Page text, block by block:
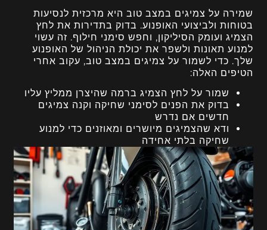
שמירה על צמיגים במצב טוב היא מרכזית לנסיעות
בטוחות ולביצועי האופנוע. בדוק בתדירות את לחץ
הצמיג ועומק הסיליקון, וחפש סימני חילוף. זה עשוי
למנוע תאונות ולשפר את יכולת הניהול של האופנוע
שלך. כדי לשמור על צמיגים במצב טוב, עקוב אחרי
הטיפים האלה:
שמור על לחץ הצמיג ברמה שהיצרן ממליץ עליו
בדוק את הפנים לסימני שחיקה וקנה צמיגים
חדשים אם נדרש
ודא שהצמיגים מיושרים ומאוזנים כדי למנוע
שחיקה בלתי אחידה